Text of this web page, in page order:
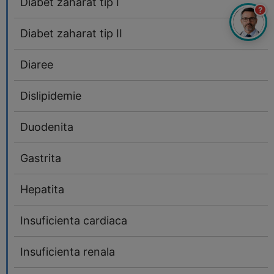
Diabet zaharat tip II
Diaree
Dislipidemie
Duodenita
Gastrita
Hepatita
Insuficienta cardiaca
Insuficienta renala
?